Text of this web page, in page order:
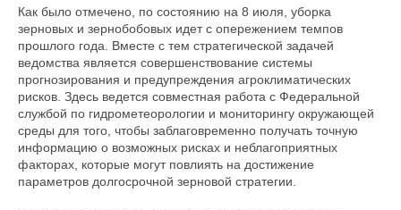
Как было отмечено, по состоянию на 8 июля, уборка
зерновых и зернобобовых идет с опережением темпов
прошлого года. Вместе с тем стратегической задачей
ведомства является совершенствование системы
прогнозирования и предупреждения агроклиматических
рисков. Здесь ведется совместная работа с Федеральной
службой по гидрометеорологии и мониторингу окружающей
среды для того, чтобы заблаговременно получать точную
информацию о возможных рисках и неблагоприятных
факторах, которые могут повлиять на достижение
параметров долгосрочной зерновой стратегии.